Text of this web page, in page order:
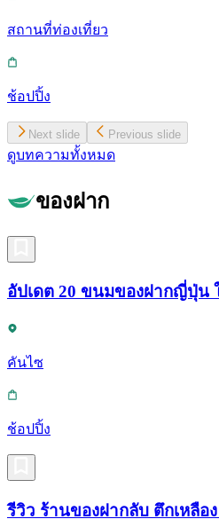
สถานที่ท่องเที่ยว
ช้อปปิ้ง
Next slide Previous slide
ดูบทความทั้งหมด
ของฝาก
อัปเดต 20 ขนมของฝากญี่ปุ่น
คันไซ
ช้อปปิ้ง
รีวิว ร้านของฝากลับ ตึกเหลือง